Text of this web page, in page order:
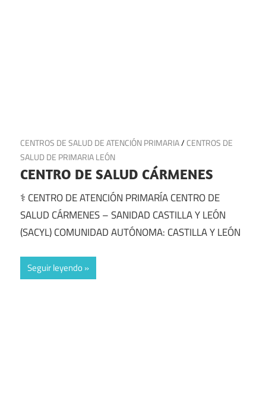
16 de julio de 2025
CENTROS DE SALUD DE ATENCIÓN PRIMARIA/CENTROS DE
SALUD DE PRIMARIA LEÓN
CENTRO DE SALUD CÁRMENES
⚕️ CENTRO DE ATENCIÓN PRIMARÍA CENTRO DE
SALUD CÁRMENES – SANIDAD CASTILLA Y LEÓN
(SACYL) COMUNIDAD AUTÓNOMA: CASTILLA Y LEÓN
Seguir leyendo